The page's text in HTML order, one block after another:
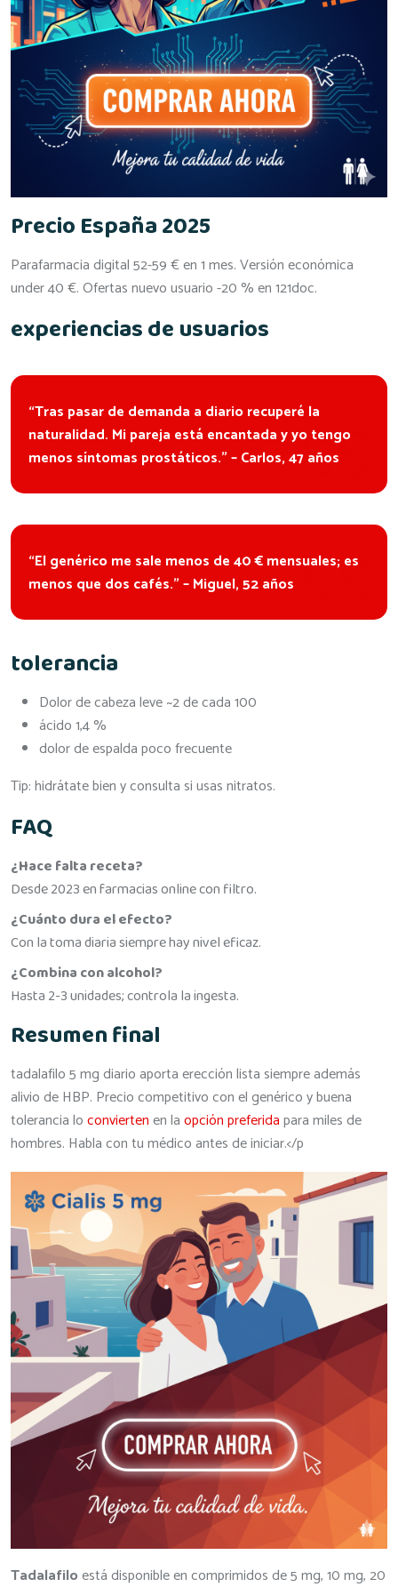
Precio España 2025
Parafarmacia digital 52-59 € en 1 mes. Versión económica
under 40 €. Ofertas nuevo usuario -20 % en 121doc.
experiencias de usuarios
“Tras pasar de demanda a diario recuperé la
naturalidad. Mi pareja está encantada y yo tengo
menos síntomas prostáticos.” – Carlos, 47 años
“El genérico me sale menos de 40 € mensuales; es
menos que dos cafés.” – Miguel, 52 años
tolerancia
Dolor de cabeza leve ~2 de cada 100
ácido 1,4 %
dolor de espalda poco frecuente
Tip: hidrátate bien y consulta si usas nitratos.
FAQ
¿Hace falta receta?
Desde 2023 en farmacias online con filtro.
¿Cuánto dura el efecto?
Con la toma diaria siempre hay nivel eficaz.
¿Combina con alcohol?
Hasta 2-3 unidades; controla la ingesta.
Resumen final
tadalafilo 5 mg diario aporta erección lista siempre además
alivio de HBP. Precio competitivo con el genérico y buena
tolerancia loconviertenen laopción preferidapara miles de
hombres. Habla con tu médico antes de iniciar.</p
Tadalafiloestá disponible en comprimidos de 5 mg, 10 mg, 20